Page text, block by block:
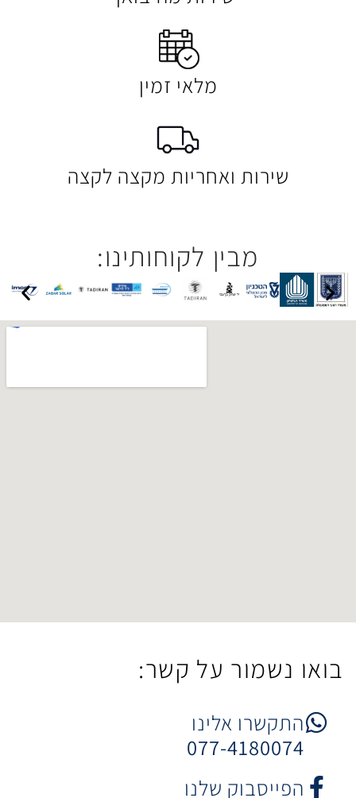
ואחריות מקצה לקצה
לקוחותינו:
על קשר:
אלינו
077-
שלנו